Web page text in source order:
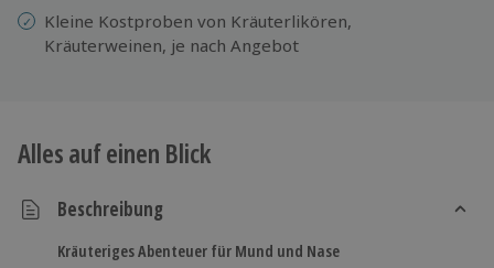
Kleine Kostproben von Kräuterlikören,
Kräuterweinen, je nach Angebot
Alles auf einen Blick
Beschreibung
Kräuteriges Abenteuer für Mund und Nase